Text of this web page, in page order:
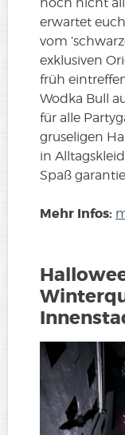
erwartet
vom
exklusiven
früh
Wodka Bull
für alle
gruseligen
in
Spaß
Mehr Infos: